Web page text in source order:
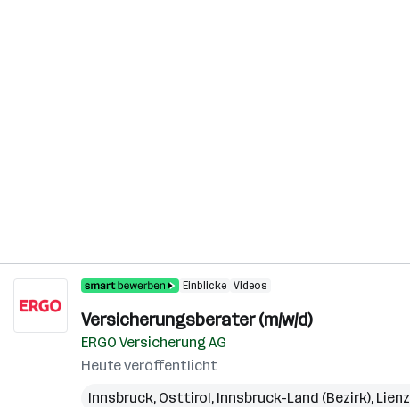
Einblicke Videos
Versicherungsberater (m/w/d)
ERGO Versicherung AG
Heute veröffentlicht
Innsbruck, Osttirol, Innsbruck-Land (Bezirk), Lienz